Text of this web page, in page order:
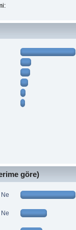
göre)